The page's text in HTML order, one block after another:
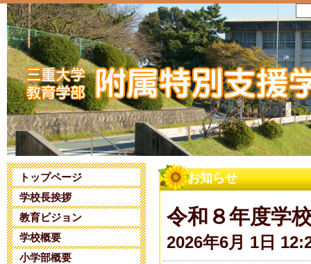
トップページ
学校長挨拶
教育ビジョン
学校概要
小学部概要
お知らせ
令和８年度学
2026年6月 1日